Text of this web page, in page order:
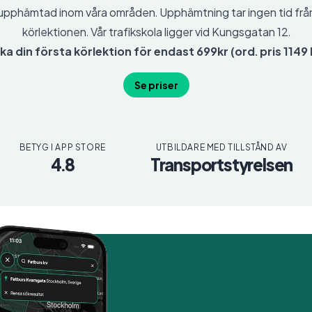
inom våra områden. Upphämtning tar ingen tid
körlektionen. Vår trafikskola ligger vid Kungsgatan 12.
din första körlektion för endast 699kr (ord. pris 1149
Se priser
BETYG I APP STORE
4.8
UTBILDARE MED TILLSTÅND AV
Transportstyrelsen